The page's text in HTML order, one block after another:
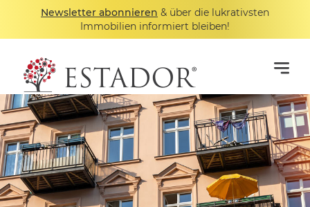
Newsletter abonnieren & über die lukrativsten
Immobilien informiert bleiben!